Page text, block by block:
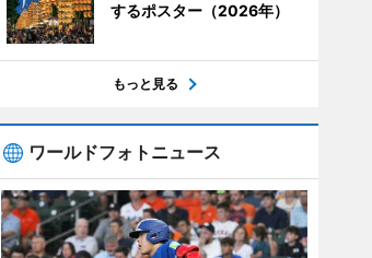
するポスター（2026年）
もっと見る
ワールドフォトニュース